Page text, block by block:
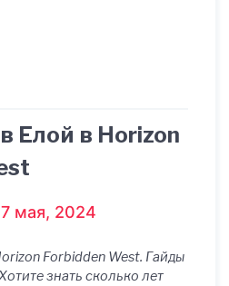
Елой в Horizon
7 мая, 2024
Forbidden West. Гайды
знать сколько лет